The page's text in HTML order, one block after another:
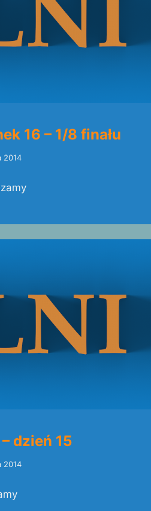
16 – 1/8 finału
2014
dzień 15
2014